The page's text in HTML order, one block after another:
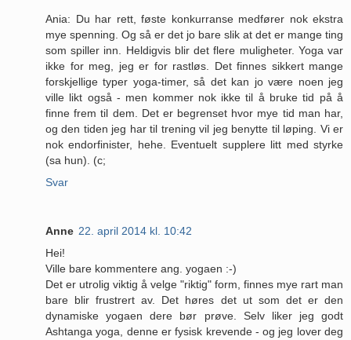
Ania: Du har rett, føste konkurranse medfører nok ekstra
mye spenning. Og så er det jo bare slik at det er mange ting
som spiller inn. Heldigvis blir det flere muligheter. Yoga var
ikke for meg, jeg er for rastløs. Det finnes sikkert mange
forskjellige typer yoga-timer, så det kan jo være noen jeg
ville likt også - men kommer nok ikke til å bruke tid på å
finne frem til dem. Det er begrenset hvor mye tid man har,
og den tiden jeg har til trening vil jeg benytte til løping. Vi er
nok endorfinister, hehe. Eventuelt supplere litt med styrke
(sa hun). (c;
Svar
Anne 22. april 2014 kl. 10:42
Hei!
Ville bare kommentere ang. yogaen :-)
Det er utrolig viktig å velge "riktig" form, finnes mye rart man
bare blir frustrert av. Det høres det ut som det er den
dynamiske yogaen dere bør prøve. Selv liker jeg godt
Ashtanga yoga, denne er fysisk krevende - og jeg lover deg